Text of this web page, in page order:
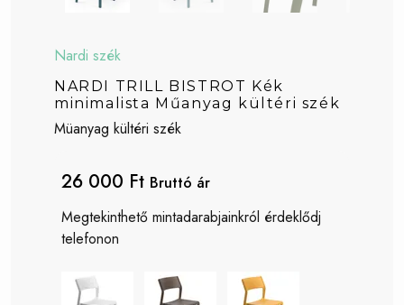
Nardi szék
NARDI TRILL BISTROT Kék
minimalista Műanyag kültéri szék
Müanyag kültéri szék
26 000 Ft Bruttó ár
Megtekinthető mintadarabjainkról érdeklődj
telefonon